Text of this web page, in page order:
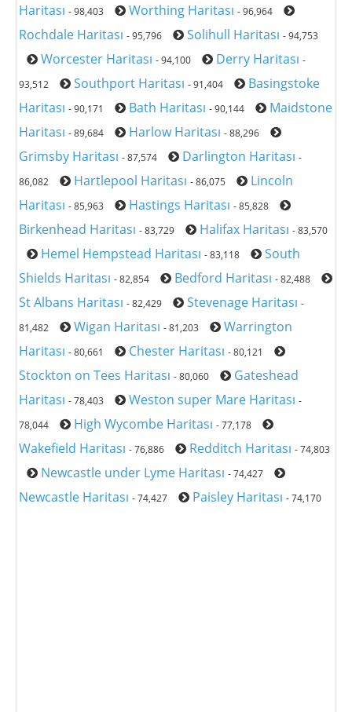
Haritası - 98,403 Worthing Haritası - 96,964
Rochdale Haritası - 95,796 Solihull Haritası - 94,753
Worcester Haritası - 94,100 Derry Haritası -
93,512
Southport Haritası - 91,404
Basingstoke
Haritası - 90,171 Bath Haritası - 90,144
Maidstone
Haritası - 89,684 Harlow Haritası - 88,296
Grimsby Haritası - 87,574 Darlington Haritası -
86,082
Hartlepool Haritası - 86,075
Lincoln
Haritası - 85,963 Hastings Haritası - 85,828
Birkenhead Haritası - 83,729 Halifax Haritası - 83,570
Hemel Hempstead Haritası - 83,118
South
Shields Haritası - 82,854 Bedford Haritası - 82,488
St Albans Haritası - 82,429 Stevenage Haritası -
81,482
Wigan Haritası - 81,203
Warrington
Haritası - 80,661 Chester Haritası - 80,121
Stockton on Tees Haritası - 80,060
Gateshead
Haritası - 78,403 Weston super Mare Haritası -
78,044
High Wycombe Haritası - 77,178
Wakefield Haritası - 76,886 Redditch Haritası - 74,803
Newcastle under Lyme Haritası - 74,427
Newcastle Haritası - 74,427 Paisley Haritası - 74,170